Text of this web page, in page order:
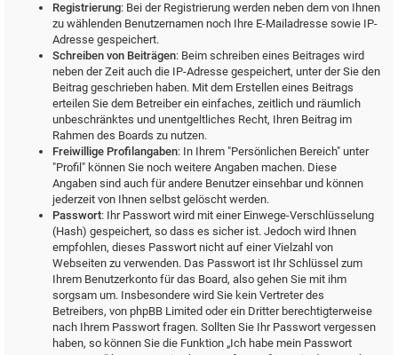
Registrierung: Bei der Registrierung werden neben dem von Ihnen
zu wählenden Benutzernamen noch Ihre E-Mailadresse sowie IP-
Adresse gespeichert.
Schreiben von Beiträgen: Beim schreiben eines Beitrages wird
neben der Zeit auch die IP-Adresse gespeichert, unter der Sie den
Beitrag geschrieben haben. Mit dem Erstellen eines Beitrags
erteilen Sie dem Betreiber ein einfaches, zeitlich und räumlich
unbeschränktes und unentgeltliches Recht, Ihren Beitrag im
Rahmen des Boards zu nutzen.
Freiwillige Profilangaben: In Ihrem "Persönlichen Bereich" unter
"Profil" können Sie noch weitere Angaben machen. Diese
Angaben sind auch für andere Benutzer einsehbar und können
jederzeit von Ihnen selbst gelöscht werden.
Passwort: Ihr Passwort wird mit einer Einwege-Verschlüsselung
(Hash) gespeichert, so dass es sicher ist. Jedoch wird Ihnen
empfohlen, dieses Passwort nicht auf einer Vielzahl von
Webseiten zu verwenden. Das Passwort ist Ihr Schlüssel zum
Ihrem Benutzerkonto für das Board, also gehen Sie mit ihm
sorgsam um. Insbesondere wird Sie kein Vertreter des
Betreibers, von phpBB Limited oder ein Dritter berechtigterweise
nach Ihrem Passwort fragen. Sollten Sie Ihr Passwort vergessen
haben, so können Sie die Funktion „Ich habe mein Passwort